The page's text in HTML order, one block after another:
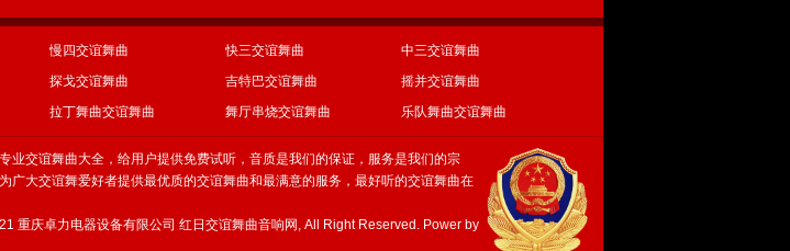
慢四交谊舞曲 快三交谊舞曲
中三交谊舞曲
探戈交谊舞曲 吉特巴交谊舞曲
摇并交谊舞曲
拉丁舞曲交谊舞曲 舞厅串烧交谊舞曲 乐队舞曲交谊舞曲
业交谊舞曲大全 ，给用户提供免费试听，音质是我们的保证，服务是我们的宗
广大交谊舞爱好者提供最优质的交谊舞曲和最满意的服务，最好听的交谊舞曲在
重庆卓力电器设备有限公司 红日交谊舞曲音响网, All Right Reserved. Power by